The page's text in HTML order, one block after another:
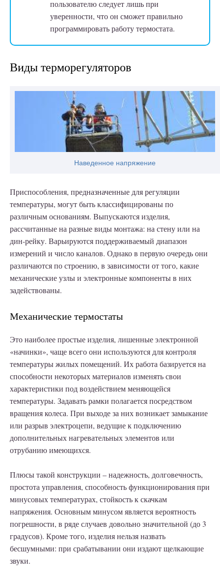
пользователю следует лишь при
уверенности, что он сможет правильно
программировать работу термостата.
Виды терморегуляторов
Наведенное напряжение
Приспособления, предназначенные для регуляции
температуры, могут быть классифицированы по
различным основаниям. Выпускаются изделия,
рассчитанные на разные виды монтажа: на стену или на
дин-рейку. Варьируются поддерживаемый диапазон
измерений и число каналов. Однако в первую очередь они
различаются по строению, в зависимости от того, какие
механические узлы и электронные компоненты в них
задействованы.
Механические термостаты
Это наиболее простые изделия, лишенные электронной
«начинки», чаще всего они используются для контроля
температуры жилых помещений. Их работа базируется на
способности некоторых материалов изменять свои
характеристики под воздействием меняющейся
температуры. Задавать рамки полагается посредством
вращения колеса. При выходе за них возникает замыкание
или разрыв электроцепи, ведущие к подключению
дополнительных нагревательных элементов или
отрубанию имеющихся.
Плюсы такой конструкции – надежность, долговечность,
простота управления, способность функционирования при
минусовых температурах, стойкость к скачкам
напряжения. Основным минусом является вероятность
погрешности, в ряде случаев довольно значительной (до 3
градусов). Кроме того, изделия нельзя назвать
бесшумными: при срабатывании они издают щелкающие
звуки.